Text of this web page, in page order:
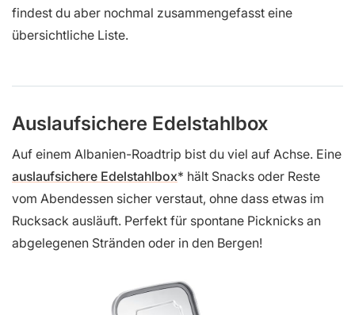
findest du aber nochmal zusammengefasst eine
übersichtliche Liste.
Auslaufsichere Edelstahlbox
Auf einem Albanien-Roadtrip bist du viel auf Achse. Eine
auslaufsichere Edelstahlbox
hält Snacks oder Reste
vom Abendessen sicher verstaut, ohne dass etwas im
Rucksack ausläuft. Perfekt für spontane Picknicks an
abgelegenen Stränden oder in den Bergen!